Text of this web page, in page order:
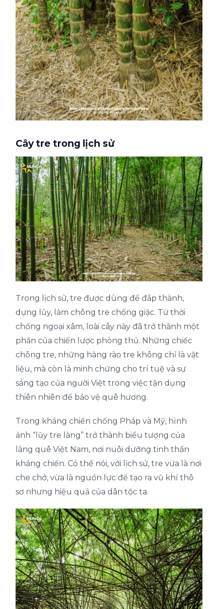
Cây tre trong lịch sử
Trong lịch sử, tre được dùng để đắp thành,
dựng lũy, làm chông tre chống giặc. Từ thời
chống ngoại xâm, loài cây này đã trở thành một
phần của chiến lược phòng thủ. Những chiếc
chông tre, những hàng rào tre không chỉ là vật
liệu, mà còn là minh chứng cho trí tuệ và sự
sáng tạo của người Việt trong việc tận dụng
thiên nhiên để bảo vệ quê hương.
Trong kháng chiến chống Pháp và Mỹ, hình
ảnh “lũy tre làng” trở thành biểu tượng của
làng quê Việt Nam, nơi nuôi dưỡng tinh thần
kháng chiến. Có thể nói, với lịch sử, tre vừa là nơi
che chở, vừa là nguồn lực để tạo ra vũ khí thô
sơ nhưng hiệu quả của dân tộc ta.